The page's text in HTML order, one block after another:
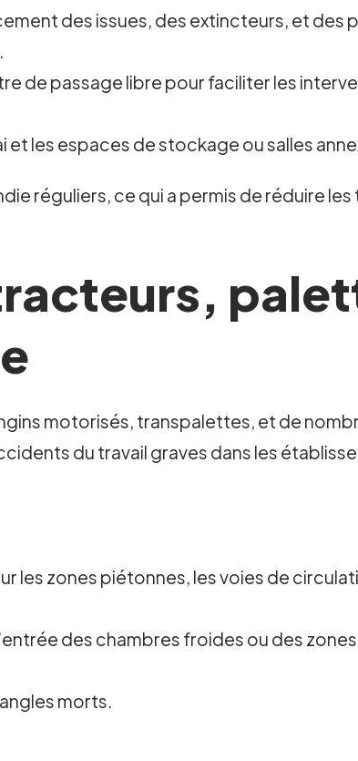
des issues, des extincteurs, et des
de passage libre pour faciliter les
et les espaces de stockage ou salles
réguliers, ce qui a permis de réduire les
motorisés, transpalettes, et de
du travail graves dans les
les zones piétonnes, les voies de
des chambres froides ou des zones
morts.